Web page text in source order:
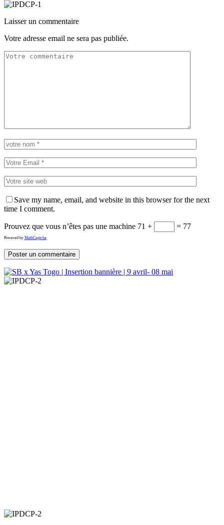
Laisser un commentaire
Votre adresse email ne sera pas publiée.
Save my name, email, and website in this browser for the next
time I comment.
Prouvez que vous n’êtes pas une machine 71 + = 77
Powered by MathCaptcha